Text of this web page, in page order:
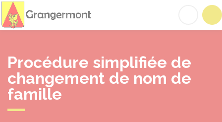
Procédure simplifiée de
changement de nom de
famille